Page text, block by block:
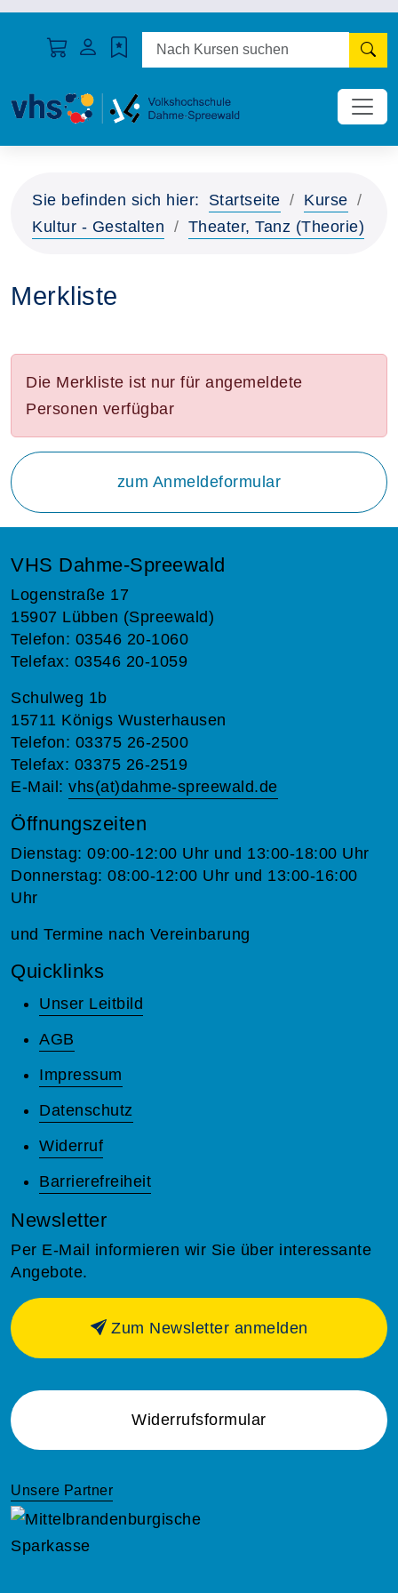
Sie befinden sich hier: Startseite
Kurse
Kultur - Gestalten
Theater, Tanz (Theorie)
Merkliste
Die Merkliste ist nur für angemeldete
Personen verfügbar
zum Anmeldeformular
VHS Dahme-Spreewald
Logenstraße 17
15907 Lübben (Spreewald)
Telefon: 03546 20-1060
Telefax: 03546 20-1059
Schulweg 1b
15711 Königs Wusterhausen
Telefon: 03375 26-2500
Telefax: 03375 26-2519
E-Mail: vhs(at)dahme-spreewald.de
Öffnungszeiten
Dienstag: 09:00-12:00 Uhr und 13:00-18:00 Uhr
Donnerstag: 08:00-12:00 Uhr und 13:00-16:00
Uhr
und Termine nach Vereinbarung
Quicklinks
Unser Leitbild
AGB
Impressum
Datenschutz
Widerruf
Barrierefreiheit
Newsletter
Per E-Mail informieren wir Sie über interessante
Angebote.
Zum Newsletter anmelden
Widerrufsformular
Unsere Partner